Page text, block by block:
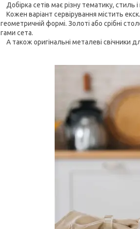
Добірка сетів має різну тематику, стиль
Кожен варіант сервірування містить
геометричній формі. Золоті або срібні
гами сета.
А також оригінальні металеві свічники